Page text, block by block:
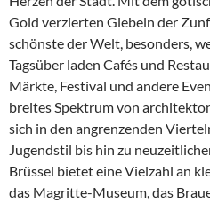
Gold verzierten Giebeln der
schönste der Welt, besonders,
Tagsüber laden Cafés und
Märkte, Festival und andere
breites Spektrum von
sich in den angrenzenden
Jugendstil bis hin zu
Brüssel bietet eine Vielzahl an
das Magritte-Museum, das